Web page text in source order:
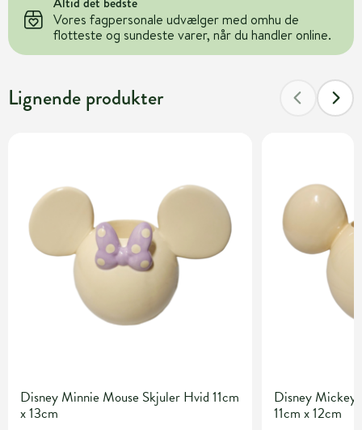
Vores fagpersonale udvælger med omhu de
flotteste og sundeste varer, når du handler online.
Lignende produkter
Disney Minnie Mouse Skjuler Hvid 11cm
x 13cm
Disney Mickey
11cm x 12cm